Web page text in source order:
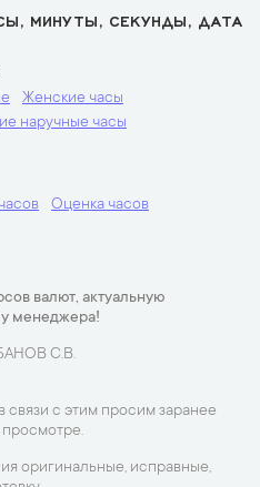
МИНУТЫ, СЕКУНДЫ, ДАТА
Женские часы
наручные часы
Оценка часов
валют, актуальную
у менеджера!
С.В.
связи с этим просим заранее
оригинальные, исправные,